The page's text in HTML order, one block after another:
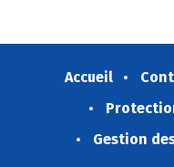
Accueil
Gestion